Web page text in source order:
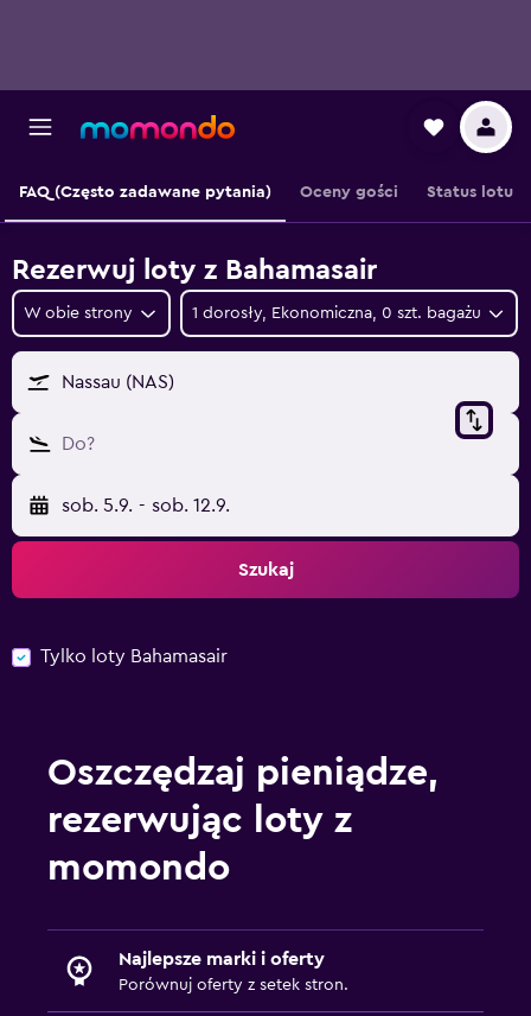
FAQ (Często zadawane pytania) Oceny gości Status lotu
Rezerwuj loty z Bahamasair
W obie strony 1 dorosły, Ekonomiczna, 0 szt. bagażu
Nassau (NAS)
Do?
sob. 5.9. - sob. 12.9.
Szukaj
Tylko loty Bahamasair
Oszczędzaj pieniądze,
rezerwując loty z
momondo
Najlepsze marki i oferty
Porównuj oferty z setek stron.